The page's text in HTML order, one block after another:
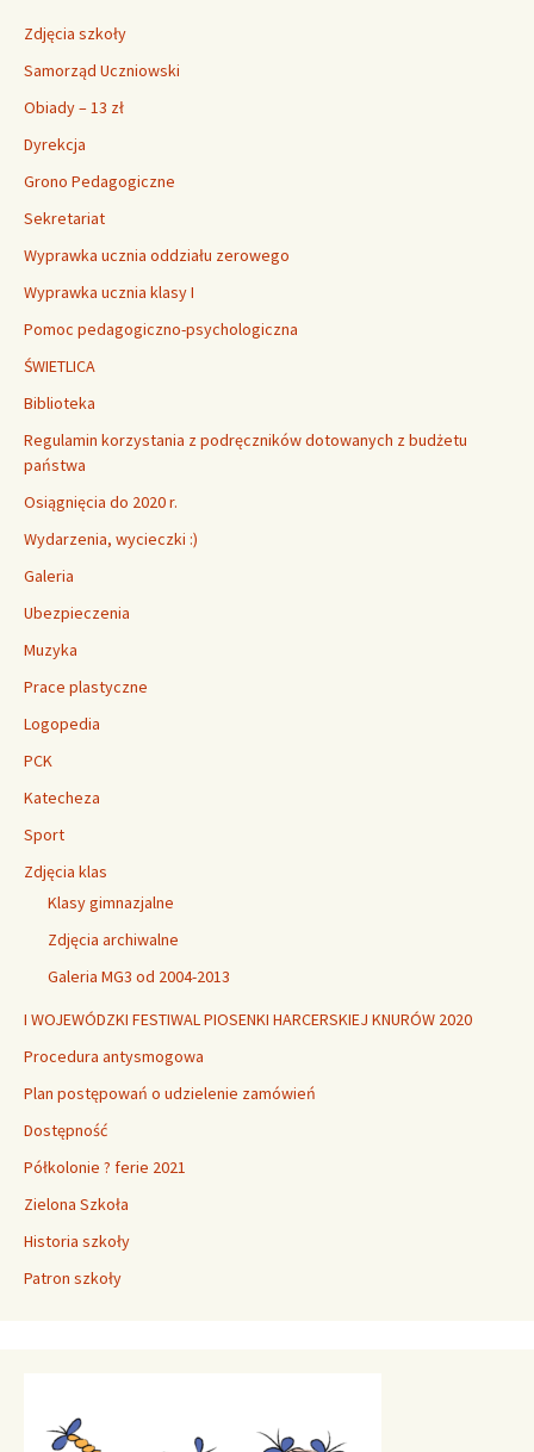
Zdjęcia szkoły
Samorząd Uczniowski
Obiady – 13 zł
Dyrekcja
Grono Pedagogiczne
Sekretariat
Wyprawka ucznia oddziału zerowego
Wyprawka ucznia klasy I
Pomoc pedagogiczno-psychologiczna
ŚWIETLICA
Biblioteka
Regulamin korzystania z podręczników dotowanych z budżetu
państwa
Osiągnięcia do 2020 r.
Wydarzenia, wycieczki :)
Galeria
Ubezpieczenia
Muzyka
Prace plastyczne
Logopedia
PCK
Katecheza
Sport
Zdjęcia klas
Klasy gimnazjalne
Zdjęcia archiwalne
Galeria MG3 od 2004-2013
I WOJEWÓDZKI FESTIWAL PIOSENKI HARCERSKIEJ KNURÓW 2020
Procedura antysmogowa
Plan postępowań o udzielenie zamówień
Dostępność
Półkolonie ? ferie 2021
Zielona Szkoła
Historia szkoły
Patron szkoły